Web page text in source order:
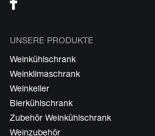
UNSERE PRODUKTE
Weinkühlschrank
Weinklimaschrank
Weinkeller
Bierkühlschrank
Zubehör Weinkühlschrank
Weinzubehör